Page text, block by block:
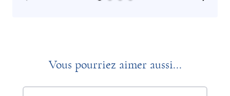
Vous pourriez aimer aussi...